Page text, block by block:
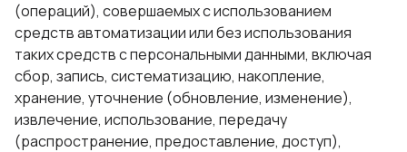
(операций), совершаемых с использованием
средств автоматизации или без использования
таких средств с персональными данными, включая
сбор, запись, систематизацию, накопление,
хранение, уточнение (обновление, изменение),
извлечение, использование, передачу
(распространение, предоставление, доступ),